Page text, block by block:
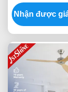
động cơ Dc
Wood Blade
Nhận được